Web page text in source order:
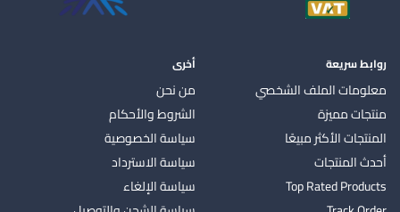
روابط سريعة
معلومات الملف الشخصي
منتجات مميزة
المنتجات الأكثر مبيعًا
أحدث المنتجات
Top Rated Products
أخرى
من نحن
الشروط والأحكام
سياسة الخصوصية
سياسة الاسترداد
سياسة الإلغاء